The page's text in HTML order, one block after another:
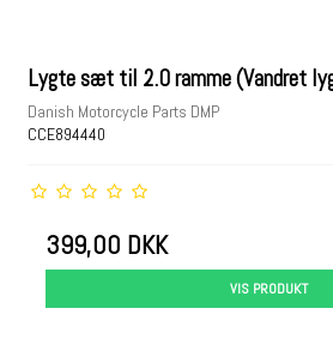
Lygte sæt til 2.0 ramme (Vandret
Danish Motorcycle Parts DMP
CCE894440
399,00 DKK
VIS PRODUKT